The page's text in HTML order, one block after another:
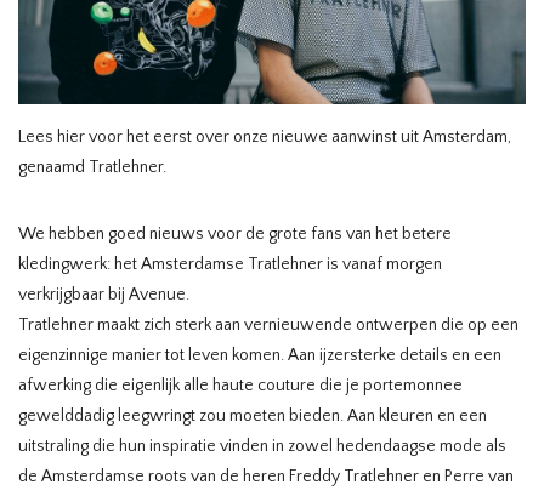
MERKEN
Lees hier voor het eerst over onze nieuwe aanwinst uit Amsterdam,
genaamd Tratlehner.
We hebben goed nieuws voor de grote fans van het betere
kledingwerk: het Amsterdamse Tratlehner is vanaf morgen
verkrijgbaar bij Avenue.
Tratlehner maakt zich sterk aan vernieuwende ontwerpen die op een
eigenzinnige manier tot leven komen. Aan ijzersterke details en een
afwerking die eigenlijk alle haute couture die je portemonnee
gewelddadig leegwringt zou moeten bieden. Aan kleuren en een
uitstraling die hun inspiratie vinden in zowel hedendaagse mode als
de Amsterdamse roots van de heren Freddy Tratlehner en Perre van